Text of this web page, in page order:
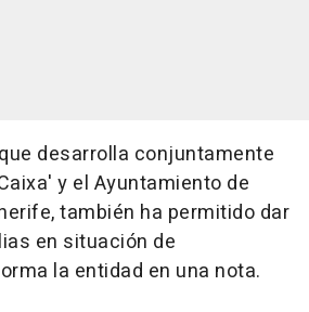
desarrolla conjuntamente
y el Ayuntamiento de
también ha permitido dar
en situación de
la entidad en una nota.